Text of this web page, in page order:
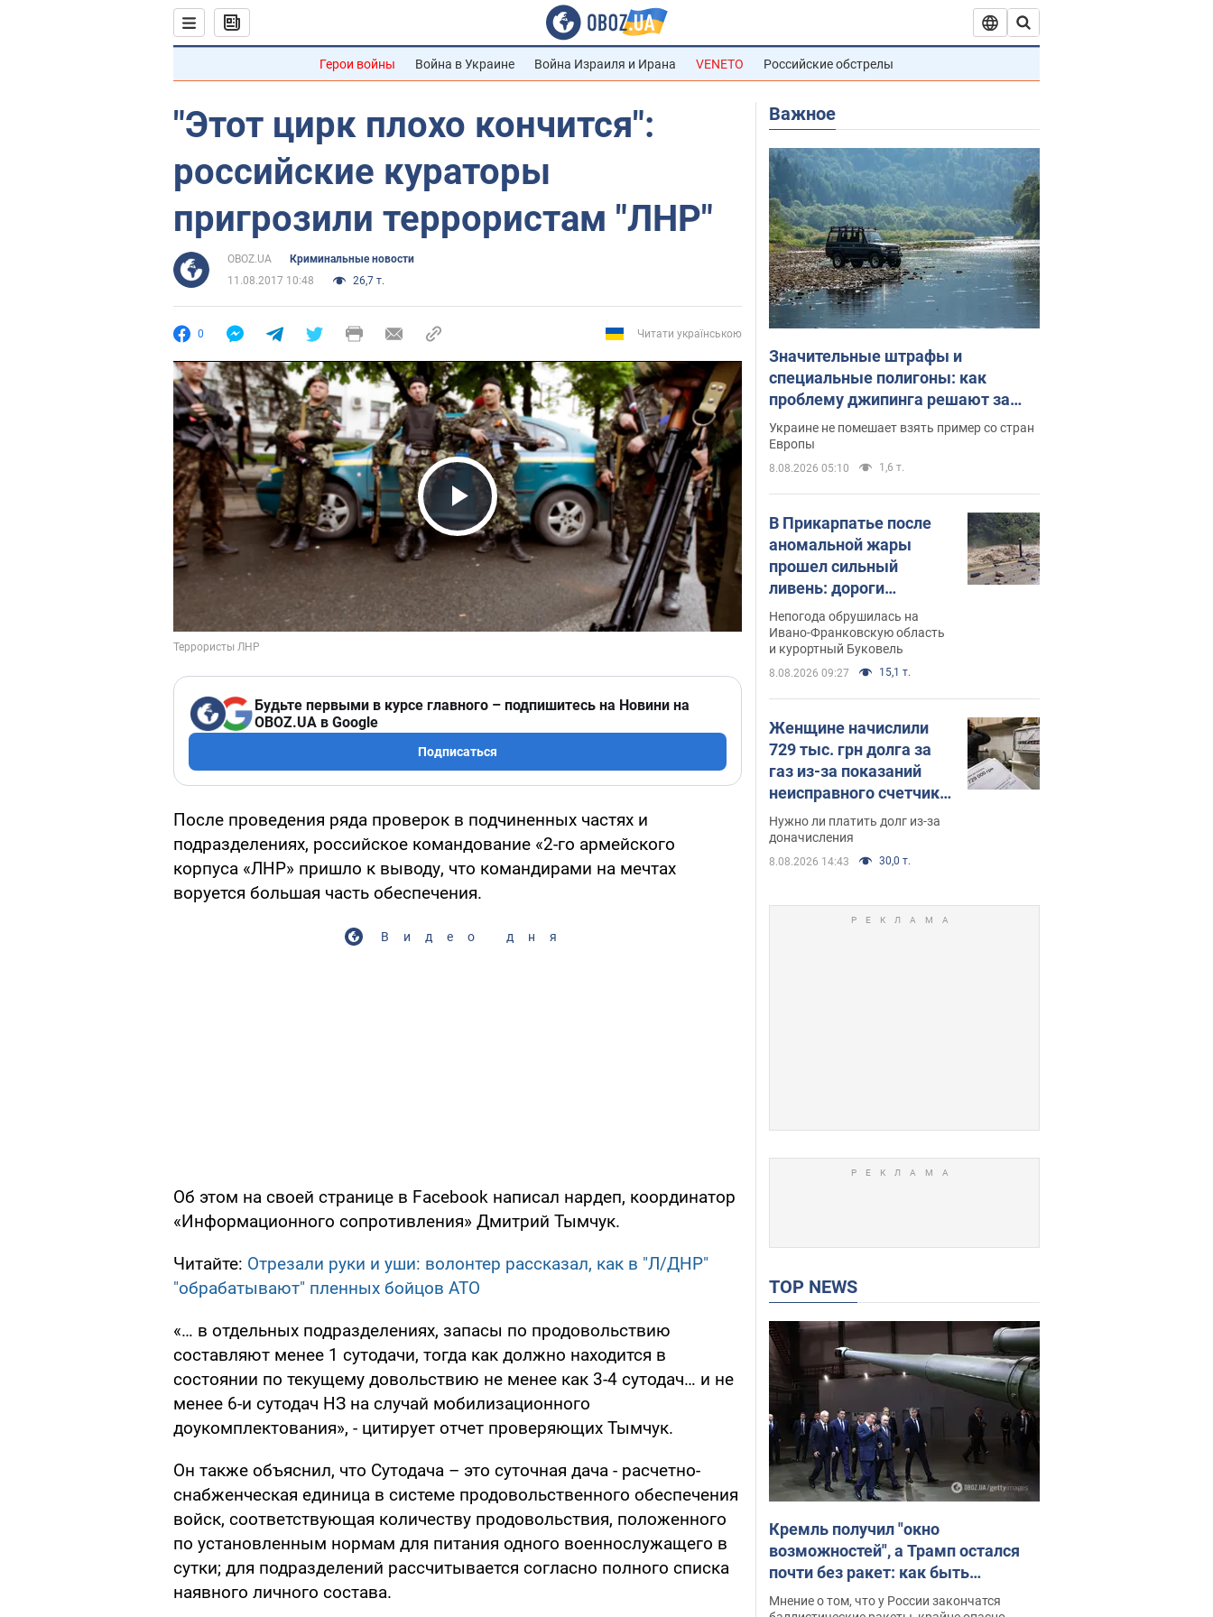
Герои войны Война в Украине Война Израиля и Ирана VENETO Российские обстрелы
"Этот цирк плохо кончится":
российские кураторы
пригрозили террористам "ЛНР"
OBOZ.UA
Криминальные новости
11.08.2017 10:48
26,7 т.
0 Читати українською
Play Video
Будьте первыми в курсе главного – подпишитесь на Новини на
OBOZ.UA в Google
Подписаться
После проведения ряда проверок в подчиненных частях и
подразделениях, российское командование «2-го армейского
корпуса «ЛНР» пришло к выводу, что командирами на мечтах
воруется большая часть обеспечения.
Видео дня
Об этом на своей странице в Facebook написал нардеп, координатор
«Информационного сопротивления» Дмитрий Тымчук.
Читайте: Отрезали руки и уши: волонтер рассказал, как в "Л/ДНР"
"обрабатывают" пленных бойцов АТО
«… в отдельных подразделениях, запасы по продовольствию
составляют менее 1 сутодачи, тогда как должно находится в
состоянии по текущему довольствию не менее как 3-4 сутодач… и не
менее 6-и сутодач НЗ на случай мобилизационного
доукомплектования», - цитирует отчет проверяющих Тымчук.
Он также объяснил, что Сутодача – это суточная дача - расчетно-
снабженческая единица в системе продовольственного обеспечения
войск, соответствующая количеству продовольствия, положенного
по установленным нормам для питания одного военнослужащего в
сутки; для подразделений рассчитывается согласно полного списка
наявного личного состава.
Важное
Значительные штрафы и
специальные полигоны: как
проблему джипинга решают за
границей
Украине не помешает взять пример со стран
Европы
8.08.2026 05:10 1,6 т.
В Прикарпатье после
аномальной жары
прошел сильный
ливень: дороги
превратились в реки.
Видео
Непогода обрушилась на
Ивано-Франковскую область
и курортный Буковель
8.08.2026 09:27 15,1 т.
Женщине начислили
729 тыс. грн долга за
газ из-за показаний
неисправного счетчика:
судья вынес
неожиданное решение
Нужно ли платить долг из-за
доначисления
8.08.2026 14:43 30,0 т.
TOP NEWS
Кремль получил "окно
возможностей", а Трамп остался
почти без ракет: как быть
Украине? Интервью с Мельником
Мнение о том, что у России закончатся